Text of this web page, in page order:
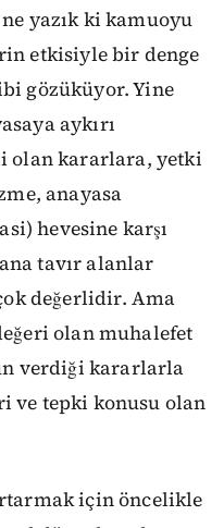
yazık ki kamuoyu
etkisiyle bir denge
gözüküyor. Yine
aykırı
olan kararlara, yetki
anayasa
hevesine karşı
tavır alanlar
değerlidir. Ama
olan muhalefet
verdiği kararlarla
ve tepki konusu olan
için öncelikle